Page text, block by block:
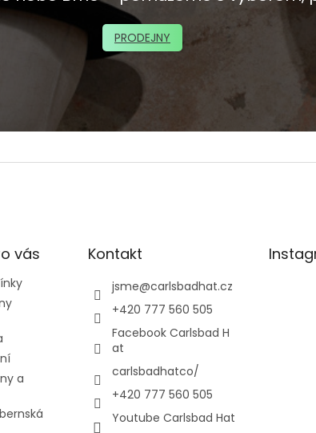
PRODEJNY
vás
a
Kontakt
jsme@carlsbadhat.cz
+420 777 560 505
Facebook Carlsbad H
at
carlsbadhatco/
+420 777 560 505
Youtube Carlsbad Hat